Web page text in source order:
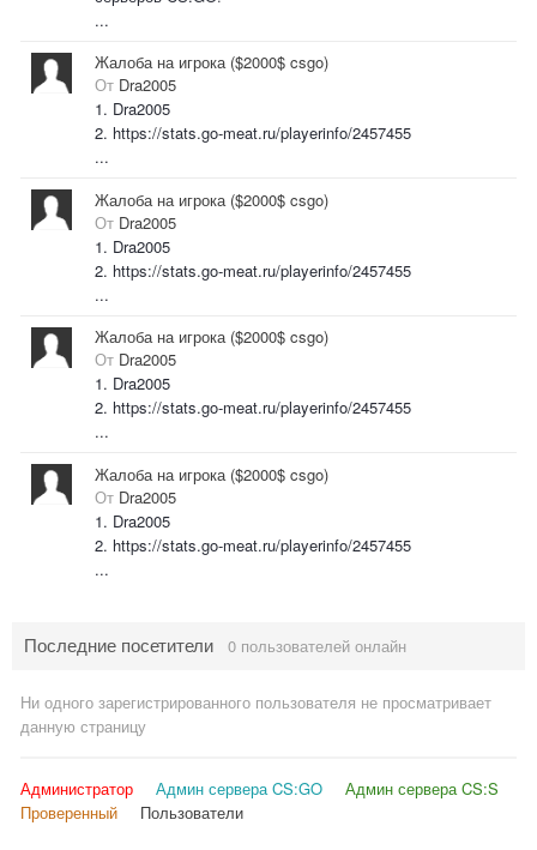
...
Жалоба на игрока ($2000$ csgo)
От Dra2005
1. Dra2005
2. https://stats.go-meat.ru/playerinfo/2457455
...
Жалоба на игрока ($2000$ csgo)
От Dra2005
1. Dra2005
2. https://stats.go-meat.ru/playerinfo/2457455
...
Жалоба на игрока ($2000$ csgo)
От Dra2005
1. Dra2005
2. https://stats.go-meat.ru/playerinfo/2457455
...
Жалоба на игрока ($2000$ csgo)
От Dra2005
1. Dra2005
2. https://stats.go-meat.ru/playerinfo/2457455
...
Последние посетители 0 пользователей онлайн
Ни одного зарегистрированного пользователя не просматривает
данную страницу
Администратор Админ сервера CS:GO
Админ сервера CS:S
Проверенный
Пользователи